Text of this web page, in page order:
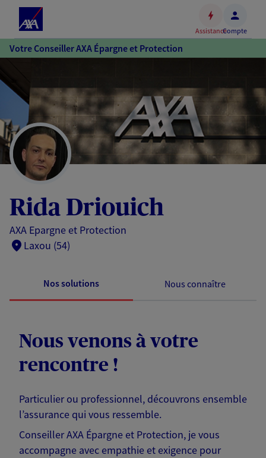
Accéder
au
Accéder
au
pied
de
page
AssistanceCompte
Votre Conseiller AXA Épargne et Protection
Rida Driouich
AXA Epargne et Protection
Laxou (54)
Nos solutions Nous connaître
Nous venons à votre
rencontre !
Particulier ou professionnel, découvrons ensemble
l’assurance qui vous ressemble.
Conseiller AXA Épargne et Protection, je vous
accompagne avec empathie et exigence pour